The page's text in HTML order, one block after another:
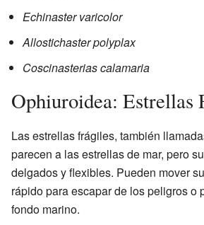
Echinaster varicolor
Allostichaster polyplax
Coscinasterias calamaria
Ophiuroidea: Estrellas
Las estrellas frágiles, también
parecen a las estrellas de mar, pero
delgados y flexibles. Pueden mover
rápido para escapar de los peligros o
fondo marino.